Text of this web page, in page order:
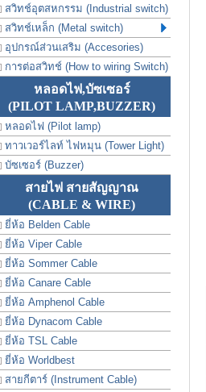
สวิทช์อุตสหกรรม (Industrial switch)
สวิทช์เหล็ก (Metal switch)
อุปกรณ์ส่วนเสริม (Accesories)
การต่อสวิทช์ (How to wiring Switch)
หลอดไฟ,บัซเซอร์
(PILOT LAMP,BUZZER)
หลอดไฟ (Pilot lamp)
ทาวเวอร์ไลท์ ไฟหมุน (Tower Light)
บัซเซอร์ (Buzzer)
สายไฟ สายสัญญาณ
(CABLE & WIRE)
ยี่ห้อ Belden Cable
ยี่ห้อ Viper Cable
ยี่ห้อ Sommer Cable
ยี่ห้อ Canare Cable
ยี่ห้อ Amphenol Cable
ยี่ห้อ Dynacom Cable
ยี่ห้อ TSL Cable
ยี่ห้อ Worldbest
สายกีตาร์ (Instrument Cable)